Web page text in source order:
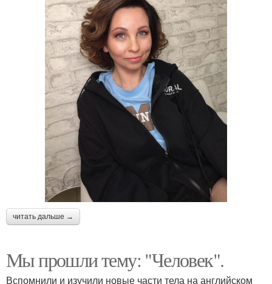
читать дальше →
Мы прошли тему: "Человек".
Вспомнили и изучили новые части тела на английском